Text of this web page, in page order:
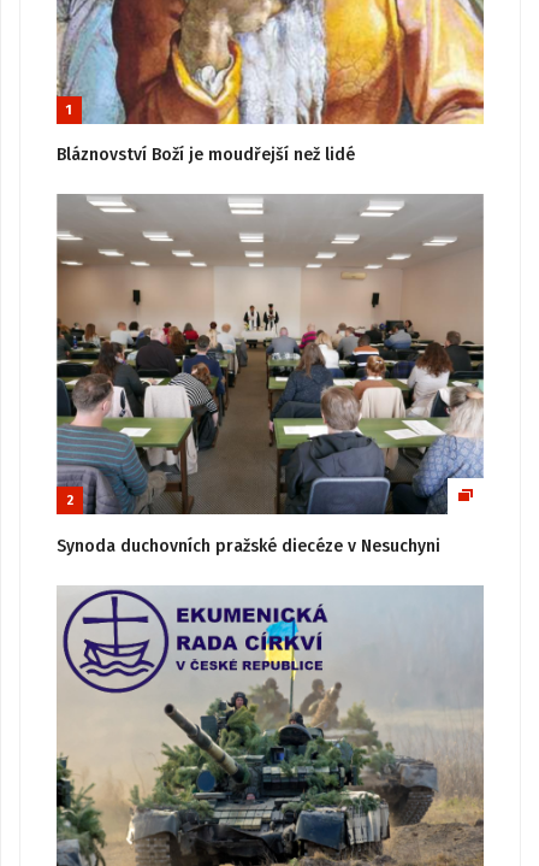
1
Bláznovství Boží je moudřejší než lidé
2
Synoda duchovních pražské diecéze v Nesuchyni